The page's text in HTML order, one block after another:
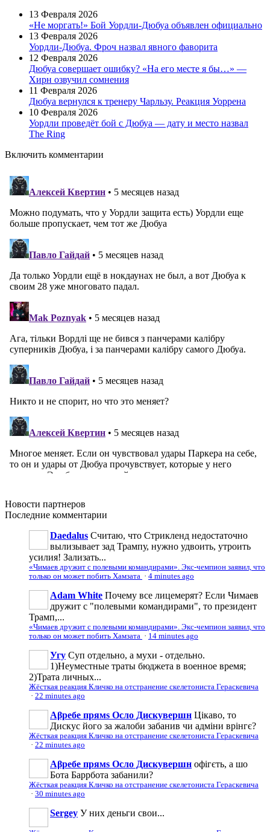
13 Февраля 2026
«Не моргать!» Бой Уордли-Дюбуа объявлен официально
13 Февраля 2026
Уордли-Дюбуа. Фроч назвал явного фаворита
12 Февраля 2026
Дюбуа совершает ошибку? «На его месте я бы…» —
Хирн озвучил сомнения
11 Февраля 2026
Дюбуа вернулся к тренеру Чарльзу. Реакция Уоррена
10 Февраля 2026
Уордли проведёт бой с Дюбуа — дату и место назвал
The Ring
Включить комментарии
Новости партнеров
Последние комментарии
Daedalus Считаю, что Стрикленд недостаточно
вылизывает зад Трампу, нужно удвоить, утроить
усилия! Зализать...
«Чимаев дружит с полевыми командирами». Экс-чемпион заявил, что
только он может побить Хамзата · 4 minutes ago
Adam White Почему все лицемерят? Если Чимаев
дружит с "полевыми командирами", то президент
Трамп,...
«Чимаев дружит с полевыми командирами». Экс-чемпион заявил, что
только он может побить Хамзата · 14 minutes ago
Угу Суп отдельно, а мухи - отдельно.
1)Неуместные траты бюджета в военное время;
2)Трата личных...
Жёсткая реакция Кличко на отстранение скелетониста Гераскевича
· 22 minutes ago
Аβребе прямs Осло Дискувершн Цікаво, то
Дискус його за жалоби забанив чи адміни врінгє?
Жёсткая реакция Кличко на отстранение скелетониста Гераскевича
· 22 minutes ago
Аβребе прямs Осло Дискувершн офігєть, а шо
Бота Баррбота забанили?
Жёсткая реакция Кличко на отстранение скелетониста Гераскевича
· 30 minutes ago
Sergey У них деньги свои...